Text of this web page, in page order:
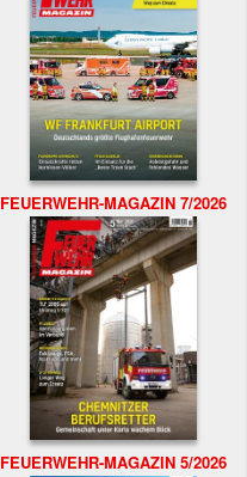
FEUERWEHR-MAGAZIN 7/2026
FEUERWEHR-MAGAZIN 5/2026